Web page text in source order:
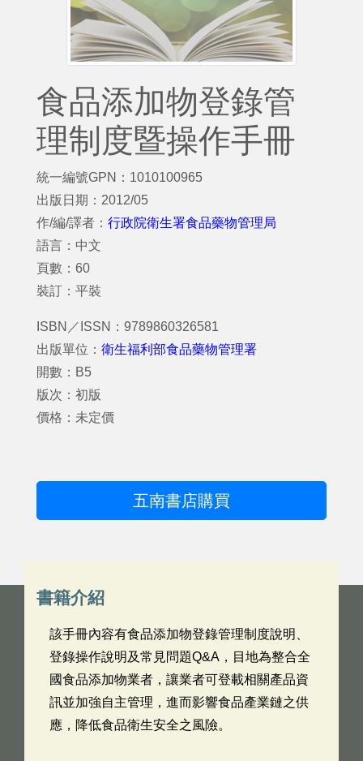
食品添加物登錄管
理制度暨操作手冊
統一編號GPN：1010100965
出版日期：2012/05
作/編/譯者： 行政院衛生署食品藥物管理局
語言：中文
頁數：60
裝訂：平裝
ISBN／ISSN：9789860326581
出版單位： 衛生福利部食品藥物管理署
開數：B5
版次：初版
價格：未定價
五南書店購買
書籍介紹
該手冊內容有食品添加物登錄管理制度說明、
登錄操作說明及常見問題Q&A，目地為整合全
國食品添加物業者，讓業者可登載相關產品資
訊並加強自主管理，進而影響食品產業鏈之供
應，降低食品衛生安全之風險。